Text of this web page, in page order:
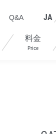
料金
Price
Q&A JA